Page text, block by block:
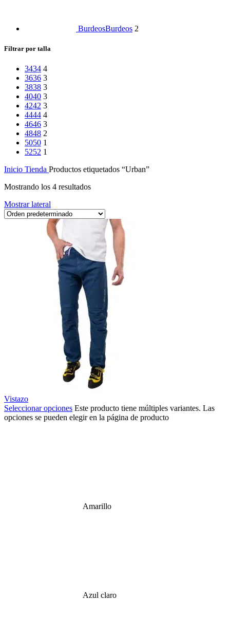
BurdeosBurdeos 2
Filtrar por talla
3434 4
3636 3
3838 3
4040 3
4242 3
4444 4
4646 3
4848 2
5050 1
5252 1
Inicio Tienda Productos etiquetados “Urban”
Mostrando los 4 resultados
Mostrar lateral
Vistazo
Seleccionar opciones Este producto tiene múltiples variantes. Las
opciones se pueden elegir en la página de producto
Amarillo
Azul claro